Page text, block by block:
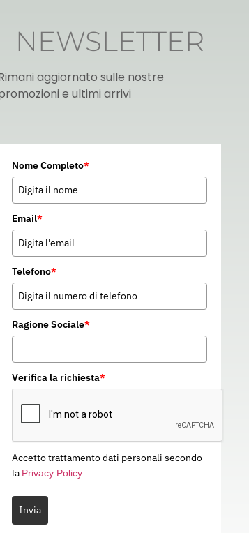
LAVORO
40 cm, entrambe le
pezzi.
NEWSLETTER
aggiornato sulle nostre
e ultimi arrivi
Nome Completo*
Email*
Telefono*
Ragione Sociale*
Verifica la richiesta*
Accetto trattamento dati personali secondo
la Privacy Policy
Invia